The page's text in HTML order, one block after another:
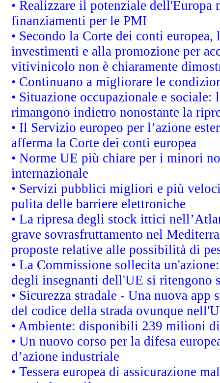
• Realizzare il potenziale
finanziamenti per le PMI
• Secondo la Corte dei conti
investimenti e alla promozione per
vitivinicolo non è chiaramente
• Continuano a migliorare le
• Situazione occupazionale e
rimangono indietro nonostante la
• Il Servizio europeo per l’azione
afferma la Corte dei conti europea
• Norme UE più chiare per i minori
internazionale
• Servizi pubblici migliori e più
pulita delle barriere elettroniche
• La ripresa degli stock ittici
grave sovrasfruttamento nel
proposte relative alle possibilità di
• La Commissione sollecita
degli insegnanti dell'UE si ritengono
• Sicurezza stradale - Una nuova
del codice della strada ovunque
• Ambiente: disponibili 239 milioni
• Un nuovo corso per la difesa
d’azione industriale
• Tessera europea di assicurazione